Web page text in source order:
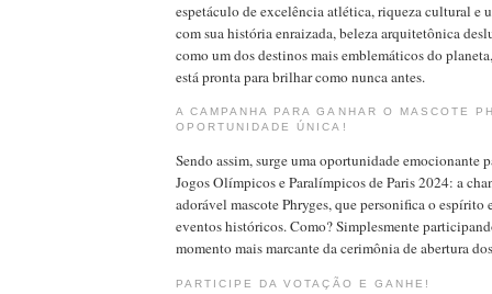
espetáculo de excelência atlética, riqueza cultural e
com sua história enraizada, beleza arquitetônica
como um dos destinos mais emblemáticos do
está pronta para brilhar como nunca antes.
A CAMPANHA PARA GANHAR O MASCOTE
OPORTUNIDADE ÚNICA!
Sendo assim, surge uma oportunidade emocionante
Jogos Olímpicos e Paralímpicos de Paris 2024: a
adorável mascote Phryges, que personifica o espírito
eventos históricos. Como? Simplesmente
momento mais marcante da cerimônia de abertura
PARTICIPE DA VOTAÇÃO E GANHE!